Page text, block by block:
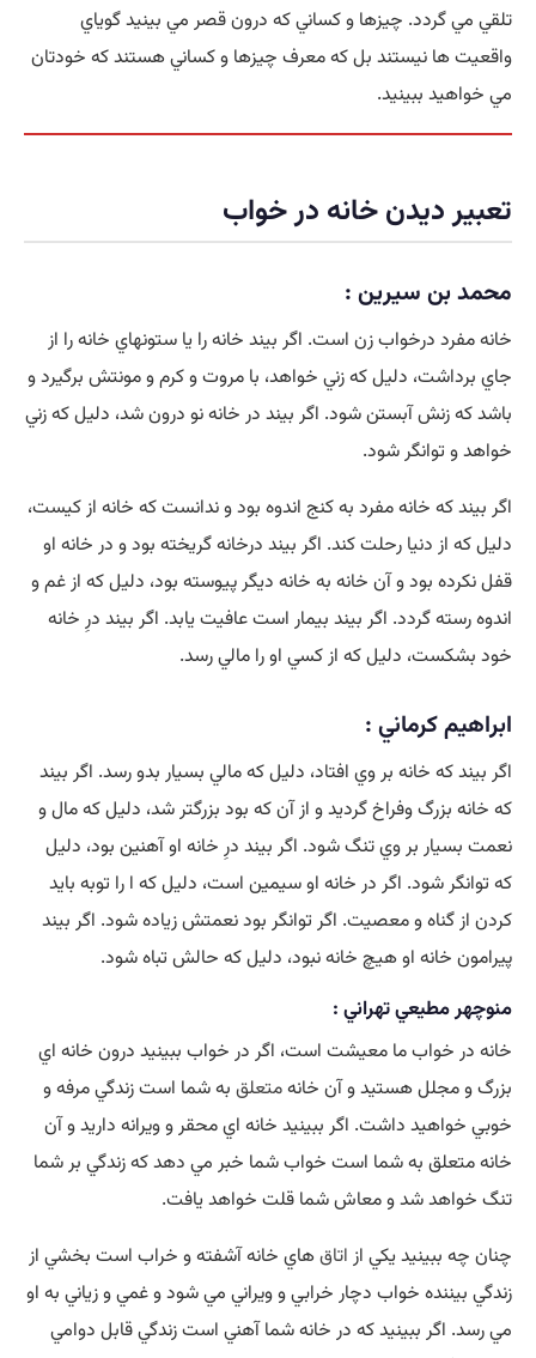
تلقي مي گردد. چيزها و کساني که درون قصر مي بينيد گوياي
واقعيت ها نيستند بل که معرف چيزها و کساني هستند که خودتان
مي خواهيد ببينيد.
تعبیر ديدن خانه در خواب
محمد بن سيرين :
خانه مفرد درخواب زن است. اگر بيند خانه را يا ستونهاي خانه را از
جاي برداشت، دليل كه زني خواهد، با مروت و كرم و مونتش برگيرد و
باشد كه زنش آبستن شود. اگر بيند در خانه نو درون شد، دليل كه زني
خواهد و توانگر شود.
اگر بيند كه خانه مفرد به كنج اندوه بود و ندانست كه خانه از كيست،
دليل كه از دنيا رحلت كند. اگر بيند درخانه گريخته بود و در خانه او
قفل نكرده بود و آن خانه به خانه ديگر پيوسته بود، دليل كه از غم و
اندوه رسته گردد. اگر بيند بيمار است عافيت يابد. اگر بيند درِ خانه
خود بشكست، دليل كه از كسي او را مالي رسد.
ابراهيم کرماني :
اگر بيند كه خانه بر وي افتاد، دليل كه مالي بسيار بدو رسد. اگر بيند
كه خانه بزرگ وفراخ گرديد و از آن كه بود بزرگتر شد، دليل كه مال و
نعمت بسيار بر وي تنگ شود. اگر بيند درِ خانه او آهنين بود، دليل
كه توانگر شود. اگر در خانه او سيمين است، دليل كه ا را توبه بايد
كردن از گناه و معصيت. اگر توانگر بود نعمتش زياده شود. اگر بيند
پيرامون خانه او هيچ خانه نبود، دليل كه حالش تباه شود.
منوچهر مطيعي تهراني :
خانه در خواب ما معيشت است، اگر در خواب ببينيد درون خانه اي
بزرگ و مجلل هستيد و آن خانهمتعلق به شما است زندگي مرفه و
خوبي خواهيد داشت. اگر ببينيد خانه اي محقر و ويرانه داريد و آن
خانه متعلق به شما است خواب شما خبر مي دهد که زندگي بر شما
تنگ خواهد شد و معاش شما قلت خواهد يافت.
چنان چه ببينيد يکي از اتاقهاي خانه آشفته و خراب است بخشي از
زندگي بيننده خواب دچار خرابي و ويراني مي شود و غمي و زياني به او
مي رسد. اگر ببينيد که در خانه شما آهني است زندگي قابل دوامي